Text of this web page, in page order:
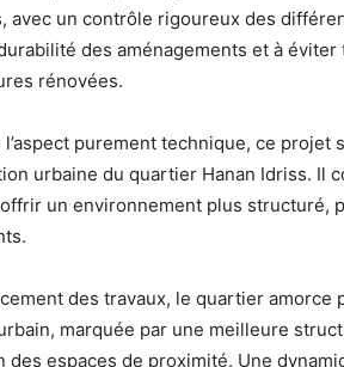
avec un contrôle rigoureux des
des aménagements et à
rénovées.
purement technique, ce projet
urbaine du quartier Hanan Idriss. Il
un environnement plus structuré,
des travaux, le quartier
marquée par une meilleure
des espaces de proximité. Une